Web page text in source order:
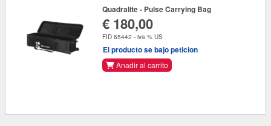
Quadralite - Pulse Carrying Bag
€ 180,00
FID 65442 - iva % US
El producto se bajo peticion
Anadir al carrito